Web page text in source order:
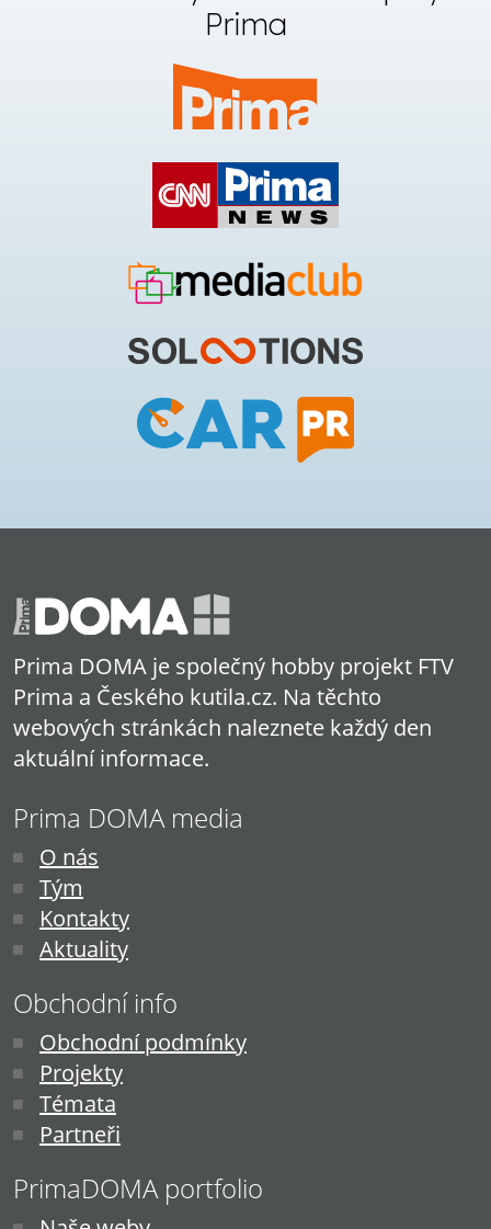
Prima
Prima DOMA je společný hobby projekt FTV
Prima a Českého kutila.cz. Na těchto
webových stránkách naleznete každý den
aktuální informace.
Prima DOMA media
O nás
Tým
Kontakty
Aktuality
Obchodní info
Obchodní podmínky
Projekty
Témata
Partneři
PrimaDOMA portfolio